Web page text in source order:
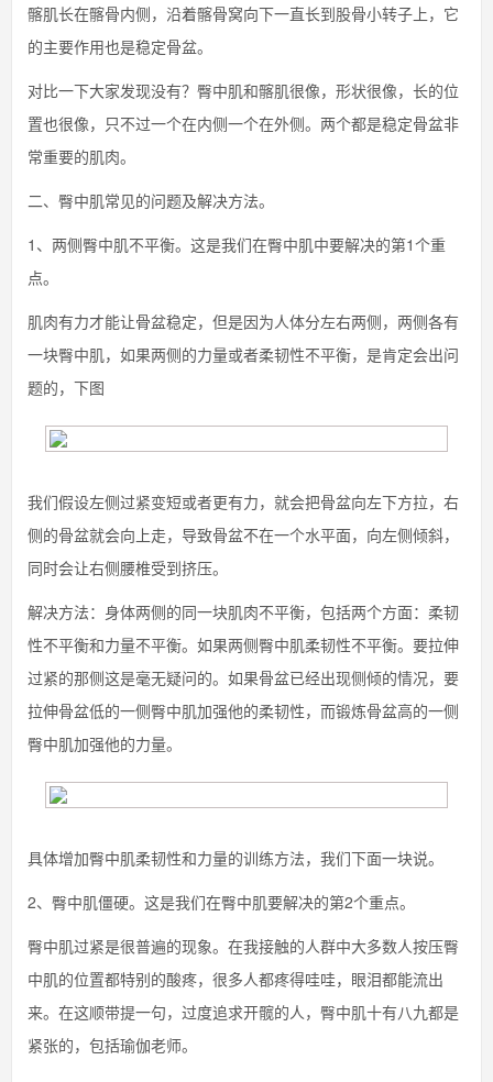
髂肌长在髂骨内侧，沿着髂骨窝向下一直长到股骨小转子上，它
的主要作用也是稳定骨盆。
对比一下大家发现没有？臀中肌和髂肌很像，形状很像，长的位
置也很像，只不过一个在内侧一个在外侧。两个都是稳定骨盆非
常重要的肌肉。
二、臀中肌常见的问题及解决方法。
1、两侧臀中肌不平衡。这是我们在臀中肌中要解决的第1个重
点。
肌肉有力才能让骨盆稳定，但是因为人体分左右两侧，两侧各有
一块臀中肌，如果两侧的力量或者柔韧性不平衡，是肯定会出问
题的，下图
我们假设左侧过紧变短或者更有力，就会把骨盆向左下方拉，右
侧的骨盆就会向上走，导致骨盆不在一个水平面，向左侧倾斜，
同时会让右侧腰椎受到挤压。
解决方法：身体两侧的同一块肌肉不平衡，包括两个方面：柔韧
性不平衡和力量不平衡。如果两侧臀中肌柔韧性不平衡。要拉伸
过紧的那侧这是毫无疑问的。如果骨盆已经出现侧倾的情况，要
拉伸骨盆低的一侧臀中肌加强他的柔韧性，而锻炼骨盆高的一侧
臀中肌加强他的力量。
具体增加臀中肌柔韧性和力量的训练方法，我们下面一块说。
2、臀中肌僵硬。这是我们在臀中肌要解决的第2个重点。
臀中肌过紧是很普遍的现象。在我接触的人群中大多数人按压臀
中肌的位置都特别的酸疼，很多人都疼得哇哇，眼泪都能流出
来。在这顺带提一句，过度追求开髋的人，臀中肌十有八九都是
紧张的，包括瑜伽老师。